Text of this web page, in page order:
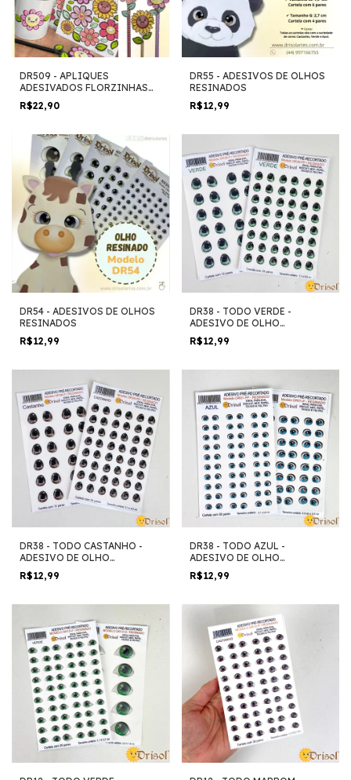
DR509 - APLIQUES
ADESIVADOS FLORZINHAS
FOFAS
R$22,90
DR55 - ADESIVOS DE OLHOS
RESINADOS
R$12,99
DR54 - ADESIVOS DE OLHOS
RESINADOS
R$12,99
DR38 - TODO VERDE -
ADESIVO DE OLHO
RESINADO
R$12,99
DR38 - TODO CASTANHO -
ADESIVO DE OLHO
RESINADO
R$12,99
DR38 - TODO AZUL -
ADESIVO DE OLHO
RESINADO
R$12,99